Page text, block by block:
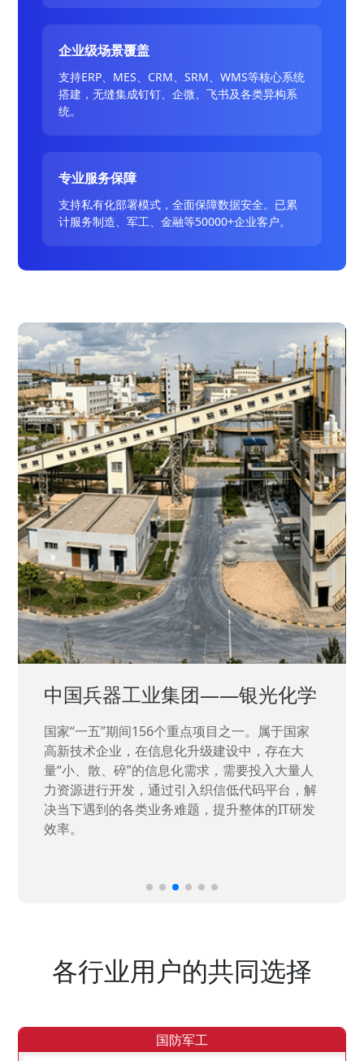
企业级场景覆盖
支持ERP、MES、CRM、SRM、WMS等核心系统
搭建，无缝集成钉钉、企微、飞书及各类异构系
统。
专业服务保障
支持私有化部署模式，全面保障数据安全。已累
计服务制造、军工、金融等50000+企业客户。
中国兵器工业集团——银光化学
国家“一五”期间156个重点项目之一。属于国家
高新技术企业，在信息化升级建设中，存在大
量“小、散、碎”的信息化需求，需要投入大量人
力资源进行开发，通过引入织信低代码平台，解
决当下遇到的各类业务难题，提升整体的IT研发
效率。
各行业用户的共同选择
国防军工